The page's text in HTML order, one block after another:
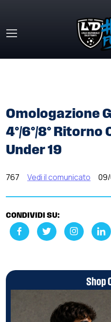
Omologazione
4°/6°/8°
Under 19
767 Vedi il comunicato
CONDIVIDI SU:
Shop